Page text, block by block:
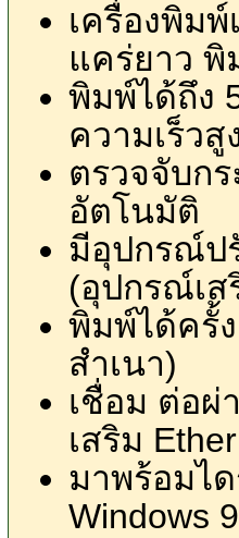
เครื่องพิม
แคร่ยาว พิ
พิมพ์ได้ถึง
ความเร็ว
ตรวจจับก
อัตโนมัติ
มีอุปกรณ์ป
(อุปกรณ์เส
พิมพ์ได้ครั้
สำเนา)
เชื่อม ต่อผ่
เสริม
มาพร้อมไ
Windows